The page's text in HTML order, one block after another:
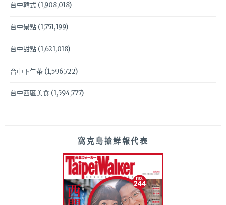
台中韓式(1,908,018)
台中景點(1,751,199)
台中甜點(1,621,018)
台中下午茶(1,596,722)
台中西區美食(1,594,777)
窩克島搶鮮報代表